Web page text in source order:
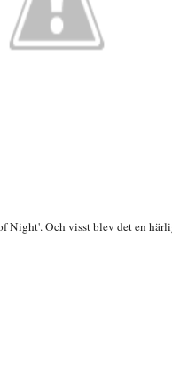
Night'. Och visst blev det en